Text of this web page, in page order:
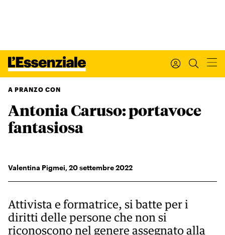
Xxx
Leggi Internazionale
Regala o rinnova
Newsletter
L’ESSENZIALE
Ultimi articoli
INTERNAZIONALE
IL SETTIMANALE
KIDS
A PRANZO CON
Antonia Caruso: portavoce
fantasiosa
Valentina Pigmei,20settembre 2022
Attivista e formatrice, si batte per i
diritti delle persone che non si
riconoscono nel genere assegnato alla